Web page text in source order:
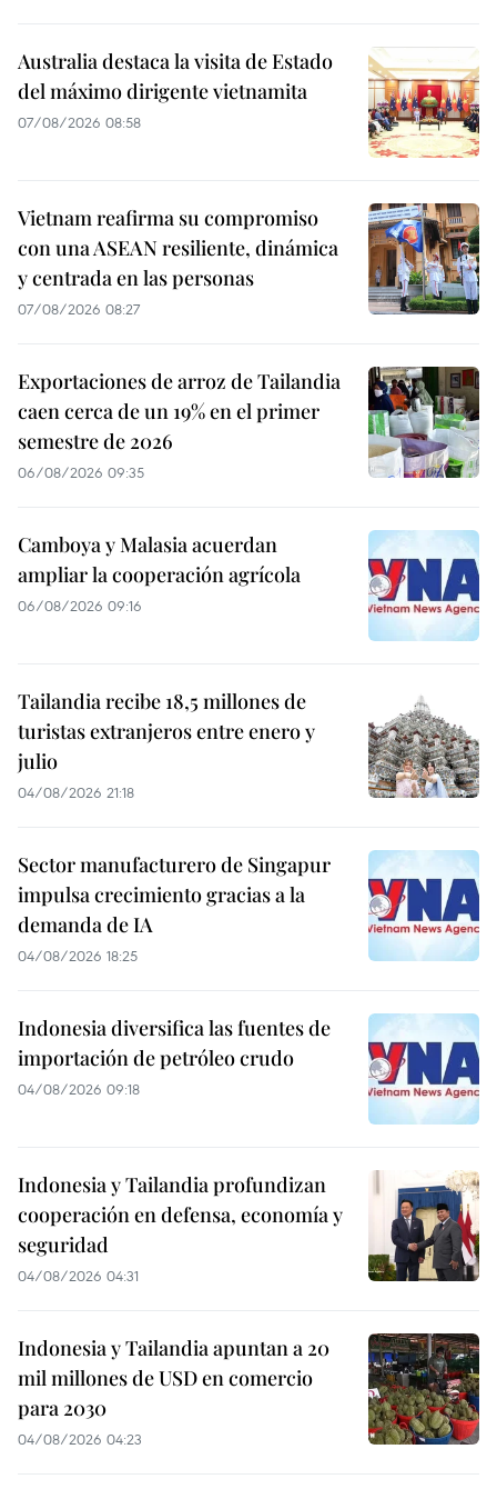
Australia destaca la visita de Estado
del máximo dirigente vietnamita
07/08/2026 08:58
Vietnam reafirma su compromiso
con una ASEAN resiliente, dinámica
y centrada en las personas
07/08/2026 08:27
Exportaciones de arroz de Tailandia
caen cerca de un 19% en el primer
semestre de 2026
06/08/2026 09:35
Camboya y Malasia acuerdan
ampliar la cooperación agrícola
06/08/2026 09:16
Tailandia recibe 18,5 millones de
turistas extranjeros entre enero y
julio
04/08/2026 21:18
Sector manufacturero de Singapur
impulsa crecimiento gracias a la
demanda de IA
04/08/2026 18:25
Indonesia diversifica las fuentes de
importación de petróleo crudo
04/08/2026 09:18
Indonesia y Tailandia profundizan
cooperación en defensa, economía y
seguridad
04/08/2026 04:31
Indonesia y Tailandia apuntan a 20
mil millones de USD en comercio
para 2030
04/08/2026 04:23